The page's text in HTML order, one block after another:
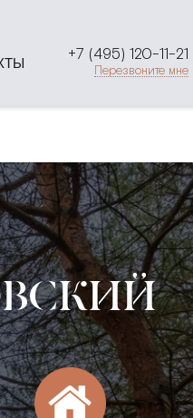
+7 (495) 120-11-21
Перезвоните мне